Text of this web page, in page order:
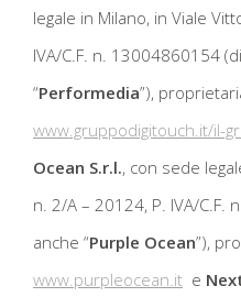
legale in Milano, in Viale
IVA/C.F. n. 13004860154
“Performedia”),
www.gruppodigitouch.it/il-
Ocean S.r.l., con sede
n. 2/A – 20124, P. IVA/C.F.
anche “Purple Ocean”),
www.purpleocean.it e